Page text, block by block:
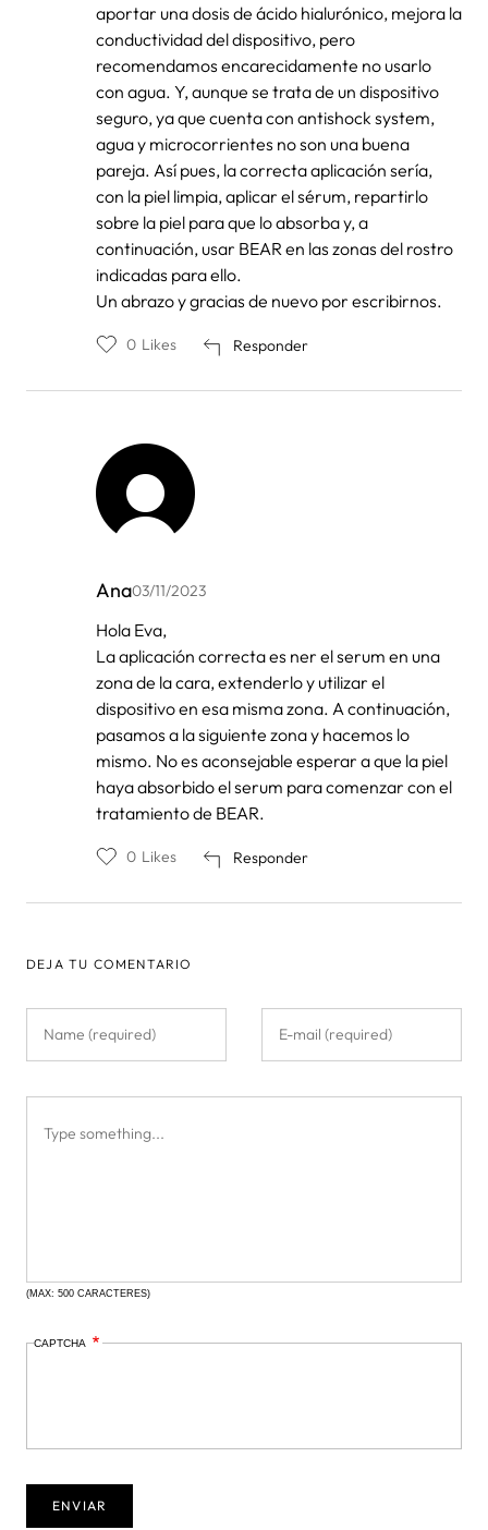
aportar una dosis de ácido hialurónico, mejora la
conductividad del dispositivo, pero
recomendamos encarecidamente no usarlo
con agua. Y, aunque se trata de un dispositivo
seguro, ya que cuenta con antishock system,
agua y microcorrientes no son una buena
pareja. Así pues, la correcta aplicación sería,
con la piel limpia, aplicar el sérum, repartirlo
sobre la piel para que lo absorba y, a
continuación, usar BEAR en las zonas del rostro
indicadas para ello.
Un abrazo y gracias de nuevo por escribirnos.
Responder
0 Likes
Ana03/11/2023
En
respuesta
Eva
Hola Eva,
La aplicación correcta es ner el serum en una
zona de la cara, extenderlo y utilizar el
dispositivo en esa misma zona. A continuación,
pasamos a la siguiente zona y hacemos lo
mismo. No es aconsejable esperar a que la piel
haya absorbido el serum para comenzar con el
tratamiento de BEAR.
Responder
0 Likes
DEJA TU COMENTARIO
(MAX: 500 CARACTERES)
CAPTCHA